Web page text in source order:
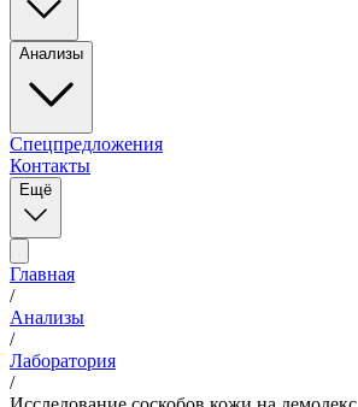
Анализы
Спецпредложения
Контакты
Ещё
Главная
/
Анализы
/
Лаборатория
/